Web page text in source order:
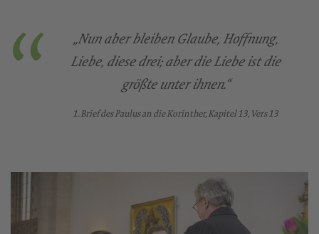
„Nun aber bleiben Glaube, Hoffnung,
Liebe, diese drei; aber die Liebe ist die
größte unter ihnen.“
1. Brief des Paulus an die Korinther, Kapitel 13, Vers 13